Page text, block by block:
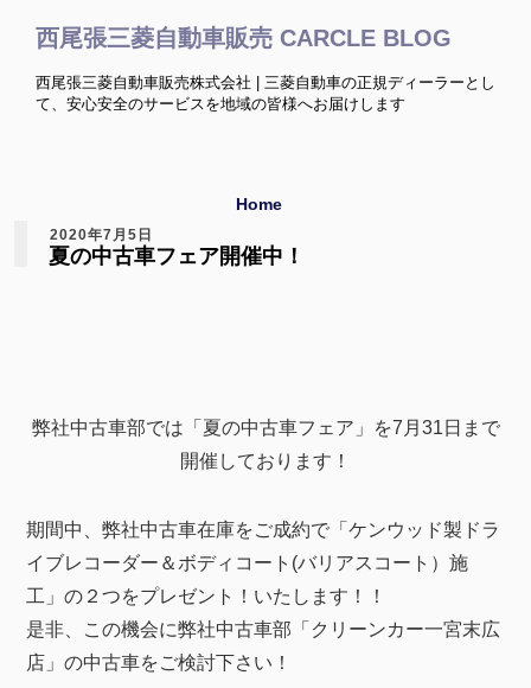
西尾張三菱自動車販売 CARCLE BLOG
西尾張三菱自動車販売株式会社 | 三菱自動車の正規ディーラーとし
て、安心安全のサービスを地域の皆様へお届けします
Home
2020年7月5日
夏の中古車フェア開催中！
弊社中古車部では「夏の中古車フェア」を7月31日まで
開催しております！
期間中、弊社中古車在庫をご成約で「ケンウッド製ドラ
イブレコーダー＆ボディコート(バリアスコート）施
工」の２つをプレゼント！いたします！！
是非、この機会に弊社中古車部「クリーンカー一宮末広
店」の中古車をご検討下さい！